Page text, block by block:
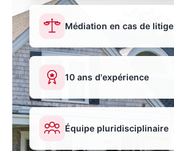
Médiation en cas de litige
10 ans d'expérience
Équipe pluridisciplinaire